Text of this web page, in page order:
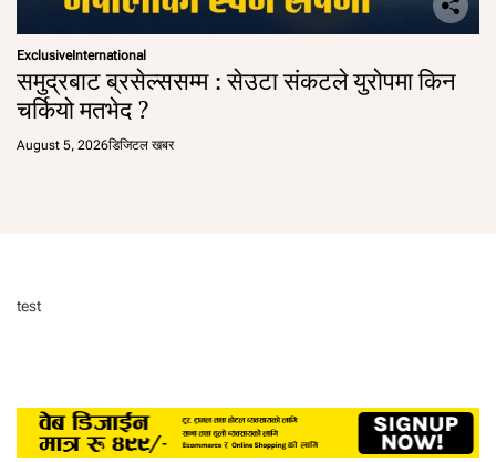
ExclusiveInternational
समुद्रबाट ब्रसेल्ससम्म : सेउटा संकटले युरोपमा किन
चर्कियो मतभेद ?
August 5, 2026डिजिटल खबर
test